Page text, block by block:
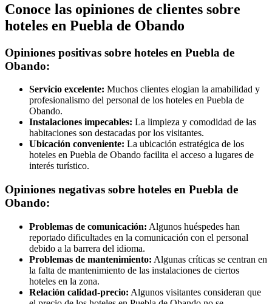
Conoce las opiniones de clientes sobre
hoteles en Puebla de Obando
Opiniones positivas sobre hoteles en Puebla de
Obando:
Servicio excelente: Muchos clientes elogian la amabilidad y
profesionalismo del personal de los hoteles en Puebla de
Obando.
Instalaciones impecables: La limpieza y comodidad de las
habitaciones son destacadas por los visitantes.
Ubicación conveniente: La ubicación estratégica de los
hoteles en Puebla de Obando facilita el acceso a lugares de
interés turístico.
Opiniones negativas sobre hoteles en Puebla de
Obando:
Problemas de comunicación: Algunos huéspedes han
reportado dificultades en la comunicación con el personal
debido a la barrera del idioma.
Problemas de mantenimiento: Algunas críticas se centran en
la falta de mantenimiento de las instalaciones de ciertos
hoteles en la zona.
Relación calidad-precio: Algunos visitantes consideran que